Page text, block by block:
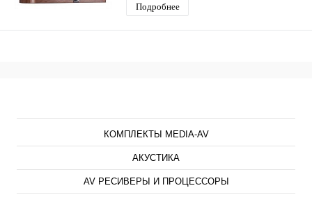
Подробнее
КОМПЛЕКТЫ MEDIA-AV
АКУСТИКА
AV РЕСИВЕРЫ И ПРОЦЕССОРЫ